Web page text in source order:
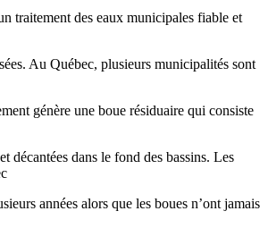
traitement des eaux municipales fiable et
Au Québec, plusieurs municipalités sont
génère une boue résiduaire qui consiste
décantées dans le fond des bassins. Les
années alors que les boues n’ont jamais